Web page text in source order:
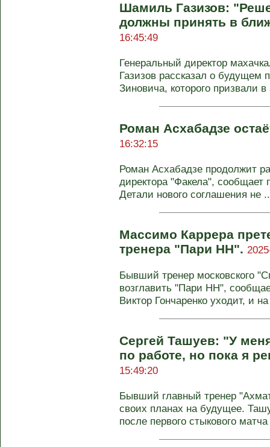
Шамиль Газизов:
должны принять в
16:45:49
Генеральный директор
Газизов рассказал о будущем
Зиновича, которого призвали
Роман Асхабадзе
16:32:15
Роман Асхабадзе продолжит
директора "Факела", сообщает
Детали нового соглашения не
Массимо Каррера
тренера "Пари НН".
Бывший тренер московского
возглавить "Пари НН",
Виктор Гончаренко уходит, и
Сергей Ташуев: "У
по работе, но пока я
15:49:20
Бывший главный тренер
своих планах на будущее.
после первого стыкового